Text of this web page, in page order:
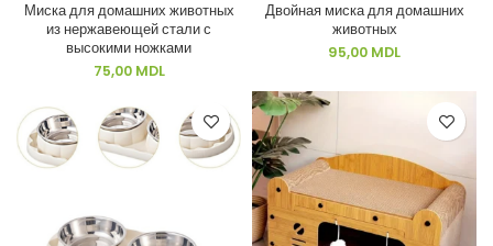
Миска для домашних животных
из нержавеющей стали с
высокими ножками
75,00 MDL
Двойная миска для домашних
животных
95,00 MDL